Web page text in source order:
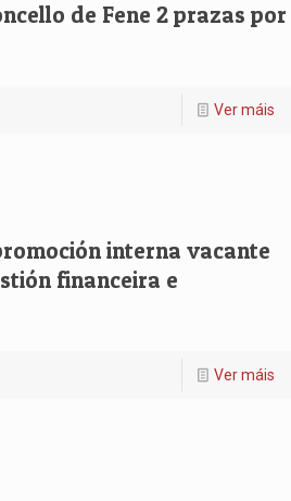
de Fene 2 prazas por
Ver máis
interna vacante
financeira e
Ver máis